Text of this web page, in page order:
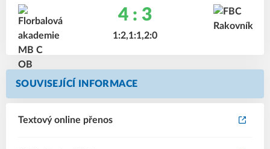
4 : 3
1:2,1:1,2:0
SOUVISEJÍCÍ INFORMACE
Textový online přenos